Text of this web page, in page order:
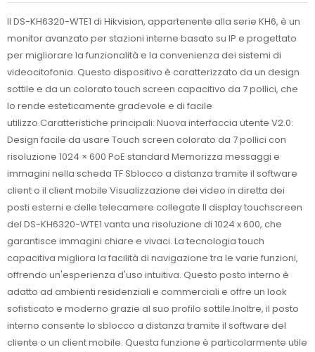
Il DS-KH6320-WTE1 di Hikvision, appartenente alla serie KH6, è un
monitor avanzato per stazioni interne basato su IP e progettato
per migliorare la funzionalità e la convenienza dei sistemi di
videocitofonia. Questo dispositivo è caratterizzato da un design
sottile e da un colorato touch screen capacitivo da 7 pollici, che
lo rende esteticamente gradevole e di facile
utilizzo.Caratteristiche principali: Nuova interfaccia utente V2.0:
Design facile da usare Touch screen colorato da 7 pollici con
risoluzione 1024 × 600 PoE standard Memorizza messaggi e
immagini nella scheda TF Sblocco a distanza tramite il software
client o il client mobile Visualizzazione dei video in diretta dei
posti esterni e delle telecamere collegate Il display touchscreen
del DS-KH6320-WTE1 vanta una risoluzione di 1024 x 600, che
garantisce immagini chiare e vivaci. La tecnologia touch
capacitiva migliora la facilità di navigazione tra le varie funzioni,
offrendo un'esperienza d'uso intuitiva. Questo posto interno è
adatto ad ambienti residenziali e commerciali e offre un look
sofisticato e moderno grazie al suo profilo sottile.Inoltre, il posto
interno consente lo sblocco a distanza tramite il software del
cliente o un client mobile. Questa funzione è particolarmente utile